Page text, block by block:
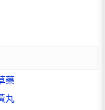
藥
丸